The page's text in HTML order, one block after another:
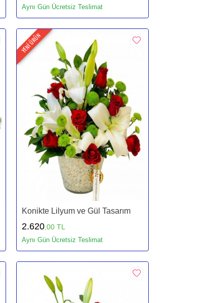
Aynı Gün Ücretsiz Teslimat
YENİ ÜRÜN
Konikte Lilyum ve Gül Tasarım
2.620,00 TL
Aynı Gün Ücretsiz Teslimat